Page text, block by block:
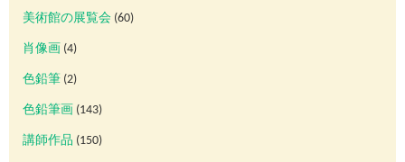
美術館の展覧会 (60)
肖像画 (4)
色鉛筆 (2)
色鉛筆画 (143)
講師作品 (150)